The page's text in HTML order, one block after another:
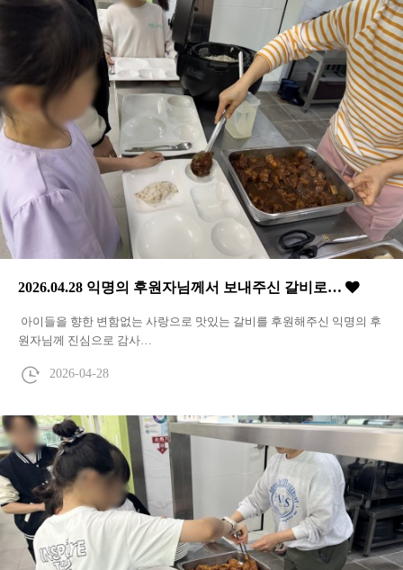
2026.04.28 익명의 후원자님께서 보내주신 갈비로…
아이들을 향한 변함없는 사랑으로 맛있는 갈비를 후원해주신 익명의 후
원자님께 진심으로 감사…
2026-04-28